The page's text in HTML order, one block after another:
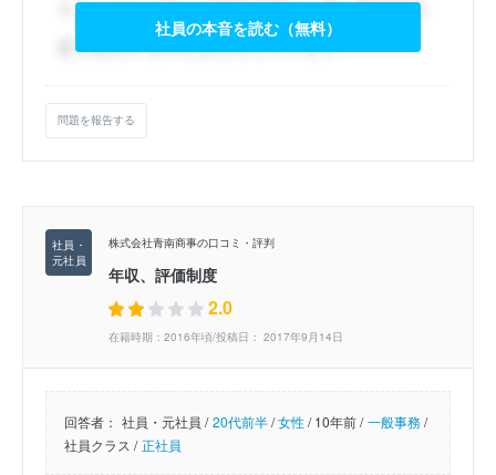
社員の本音を読む（無料）
問題を報告する
株式会社青南商事の口コミ・評判
年収、評価制度
2.0
在籍時期：2016年頃/投稿日： 2017年9月14日
回答者： 社員・元社員 / 20代前半/女性/10年前 / 一般事務/
社員クラス / 正社員